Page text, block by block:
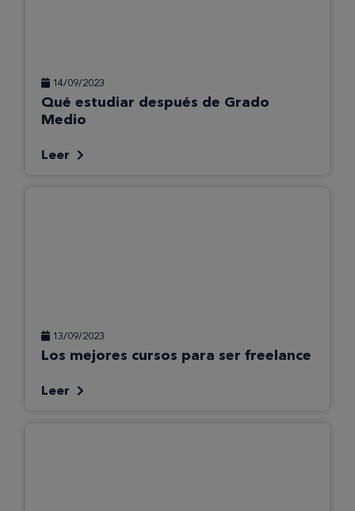
14/09/2023
Qué estudiar después de Grado
Medio
Leer
13/09/2023
Los mejores cursos para ser freelance
Leer